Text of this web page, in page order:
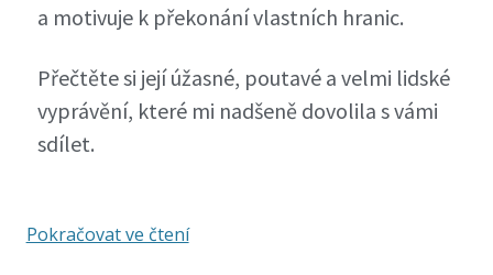
a motivuje k překonání vlastních hranic.
Přečtěte si její úžasné, poutavé a velmi lidské
vyprávění, které mi nadšeně dovolila s vámi
sdílet.
Pokračovat ve čtení